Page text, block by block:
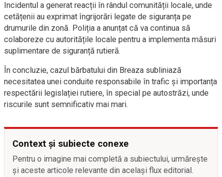
Incidentul a generat reacții în rândul comunității locale, unde
cetățenii au exprimat îngrijorări legate de siguranța pe
drumurile din zonă. Poliția a anunțat că va continua să
colaboreze cu autoritățile locale pentru a implementa măsuri
suplimentare de siguranță rutieră.
În concluzie, cazul bărbatului din Breaza subliniază
necesitatea unei conduite responsabile în trafic și importanța
respectării legislației rutiere, în special pe autostrăzi, unde
riscurile sunt semnificativ mai mari.
Context și subiecte conexe
Pentru o imagine mai completă a subiectului, urmărește
și aceste articole relevante din același flux editorial.